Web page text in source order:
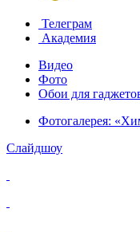
Телеграм
Академия
Видео
Фото
Обои для
Фотогалерея:
Слайдшоу